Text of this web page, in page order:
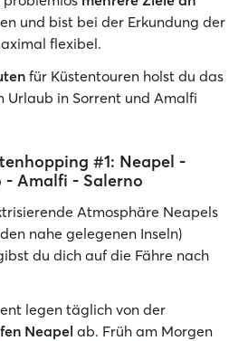
und bist bei der Erkundung der
flexibel.
für Küstentouren holst du das
Urlaub in Sorrent und Amalfi
#1: Neapel -
- Amalfi - Salerno
Atmosphäre Neapels
nahe gelegenen Inseln)
du dich auf die Fähre nach
legen täglich von der
Neapel ab. Früh am Morgen